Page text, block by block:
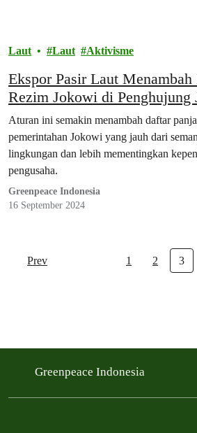
Laut Laut Aktivisme
Ekspor Pasir Laut
Rezim Jokowi di Penghujung
Aturan ini semakin menambah daftar
pemerintahan Jokowi yang jauh dari
lingkungan dan lebih mementingkan
pengusaha.
Greenpeace Indonesia
16 September 2024
Prev 1 2 3
Greenpeace Indonesia